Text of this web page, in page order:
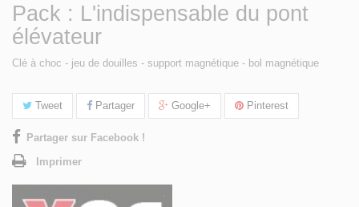
Pack : L'indispensable du pont
élévateur
Clé à choc - jeu de douilles - support magnétique - bol magnétique
Tweet Partager Google+ Pinterest
Partager sur Facebook !
Imprimer